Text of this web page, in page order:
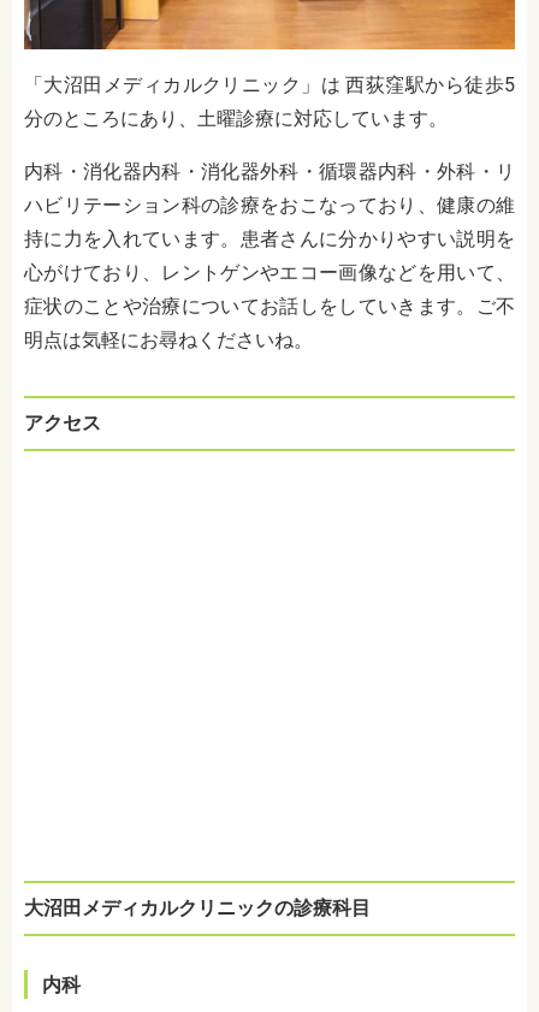
「大沼田メディカルクリニック」は 西荻窪駅から徒歩5
分のところにあり、土曜診療に対応しています。
内科・消化器内科・消化器外科・循環器内科・外科・リ
ハビリテーション科の診療をおこなっており、健康の維
持に力を入れています。患者さんに分かりやすい説明を
心がけており、レントゲンやエコー画像などを用いて、
症状のことや治療についてお話しをしていきます。ご不
明点は気軽にお尋ねくださいね。
アクセス
大沼田メディカルクリニックの診療科目
内科